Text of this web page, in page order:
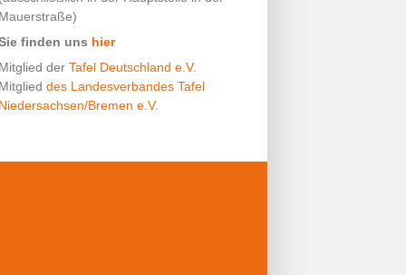
Mauerstraße)
finden uns hier
Mitglied derTafel Deutschland e.V.
Mitglieddes Landesverbandes Tafel
Niedersachsen/Bremen e.V.